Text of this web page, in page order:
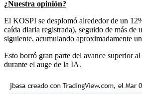
¿Nuestra opinión?
El KOSPI se desplomó alrededor de un
caída diaria registrada), seguido de más de
siguiente, acumulando aproximadamente
Esto borró gran parte del avance superior
durante el auge de la IA.